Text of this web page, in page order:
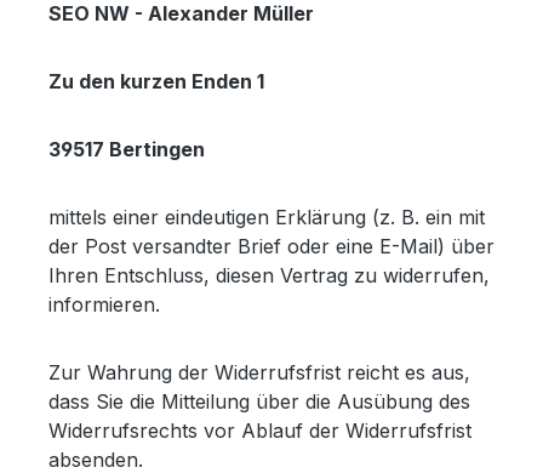
SEO NW - Alexander Müller
Zu den kurzen Enden 1
39517 Bertingen
mittels einer eindeutigen Erklärung (z. B. ein mit
der Post versandter Brief oder eine E-Mail) über
Ihren Entschluss, diesen Vertrag zu widerrufen,
informieren.
Zur Wahrung der Widerrufsfrist reicht es aus,
dass Sie die Mitteilung über die Ausübung des
Widerrufsrechts vor Ablauf der Widerrufsfrist
absenden.